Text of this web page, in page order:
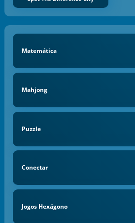
Matemática
Mahjong
Puzzle
Conectar
Jogos Hexágono